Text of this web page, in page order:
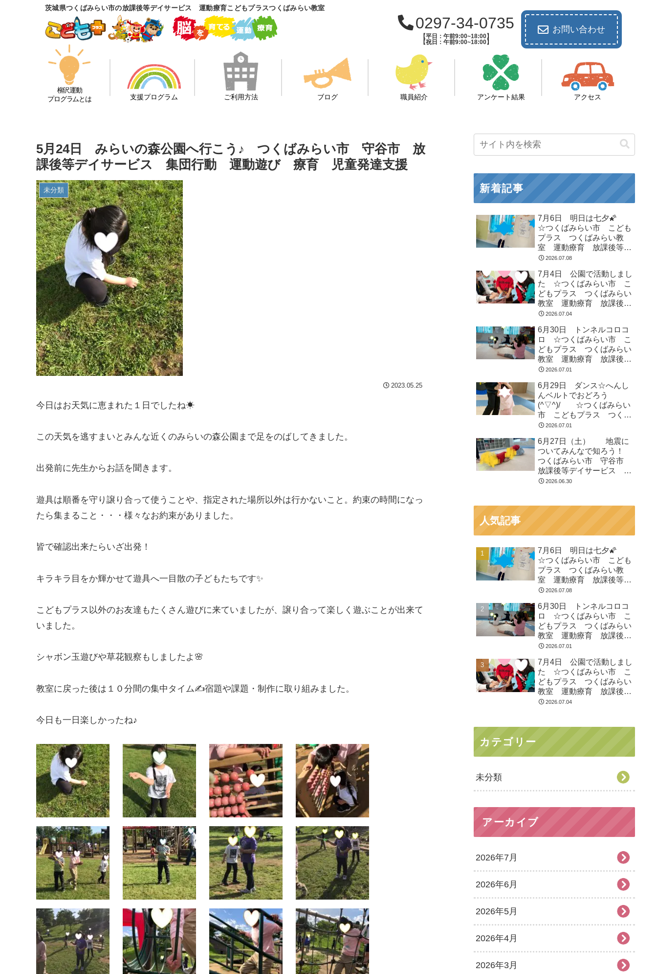
茨城県つくばみらい市の放課後等デイサービス 運動療育こどもプラスつくばみらい教室
0297-34-0735
【平日：午前9:00~18:00】
【祝日：午前9:00~18:00】
お問い合わせ
柳沢運動
プログラムとは
支援プログラム ご利用方法 ブログ 職員紹介 アンケート結果 アクセス
5月24日 みらいの森公園へ行こう♪ つくばみらい市 守谷市 放
課後等デイサービス 集団行動 運動遊び 療育 児童発達支援
未分類
2023.05.25
今日はお天気に恵まれた１日でしたね☀
この天気を逃すまいとみんな近くのみらいの森公園まで足をのばしてきました。
出発前に先生からお話を聞きます。
遊具は順番を守り譲り合って使うことや、指定された場所以外は行かないこと。約束の時間になっ
たら集まること・・・様々なお約束がありました。
皆で確認出来たらいざ出発！
キラキラ目をか輝かせて遊具へ一目散の子どもたちです✨
こどもプラス以外のお友達もたくさん遊びに来ていましたが、譲り合って楽しく遊ぶことが出来て
いました。
シャボン玉遊びや草花観察もしましたよ🌸
教室に戻った後は１０分間の集中タイム✍宿題や課題・制作に取り組みました。
今日も一日楽しかったね♪
新着記事
7月6日 明日は七夕🌠
☆つくばみらい市 こども
プラス つくばみらい教
室 運動療育 放課後等デ
イサービス 発達支援 受
2026.07.08
7月4日 公園で活動しまし
た ☆つくばみらい市 こ
どもプラス つくばみらい
教室 運動療育 放課後等
デイサービス 発達支援
2026.07.04
6月30日 トンネルコロコ
ロ ☆つくばみらい市 こ
どもプラス つくばみらい
教室 運動療育 放課後等
デイサービス 発達支援
2026.07.01
6月29日 ダンス☆へんし
んベルトでおどろう
(^▽^)/ ☆つくばみらい
市 こどもプラス つくば
みらい教室 運動療育 運
等デイサービス 受給者証
2026.07.01
6月27日（土） 地震に
ついてみんなで知ろう！
つくばみらい市 守谷市
放課後等デイサービス 運
動遊び 療育 受給者証
2026.06.30
人気記事
7月6日 明日は七夕🌠
☆つくばみらい市 こども
プラス つくばみらい教
室 運動療育 放課後等デ
イサービス 発達支援 受
2026.07.08
6月30日 トンネルコロコ
ロ ☆つくばみらい市 こ
どもプラス つくばみらい
教室 運動療育 放課後等
デイサービス 発達支援
2026.07.01
7月4日 公園で活動しまし
た ☆つくばみらい市 こ
どもプラス つくばみらい
教室 運動療育 放課後等
デイサービス 発達支援
2026.07.04
カテゴリー
未分類
アーカイブ
2026年7月
2026年6月
2026年5月
2026年4月
2026年3月